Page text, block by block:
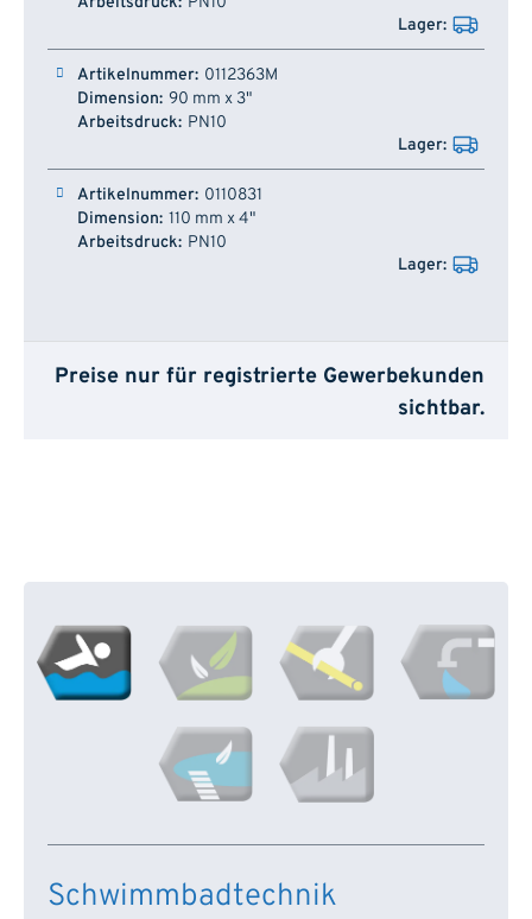
0112363M
90 mm x 3"
PN10
0110831
110 mm x 4"
PN10
Preise nur für registrierte Gewerbekunden
sichtbar.
Schwimmbadtechnik